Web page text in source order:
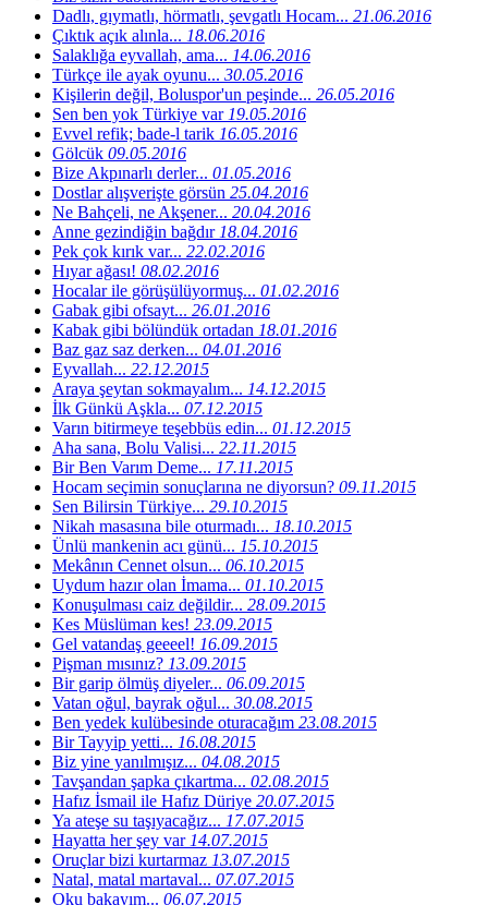
Dadlı, gıymatlı, hörmatlı, şevgatlı Hocam... 21.06.2016
Çıktık açık alınla... 18.06.2016
Salaklığa eyvallah, ama... 14.06.2016
Türkçe ile ayak oyunu... 30.05.2016
Kişilerin değil, Boluspor'un peşinde... 26.05.2016
Sen ben yok Türkiye var19.05.2016
Evvel refik; bade-l tarik 16.05.2016
Gölcük 09.05.2016
Bize Akpınarlı derler... 01.05.2016
Dostlar alışverişte görsün 25.04.2016
Ne Bahçeli, ne Akşener... 20.04.2016
Anne gezindiğin bağdır18.04.2016
Pek çok kırık var... 22.02.2016
Hıyar ağası! 08.02.2016
Hocalar ile görüşülüyormuş... 01.02.2016
Gabak gibi ofsayt... 26.01.2016
Kabak gibi bölündük ortadan 18.01.2016
Baz gaz saz derken... 04.01.2016
Eyvallah... 22.12.2015
Araya şeytan sokmayalım... 14.12.2015
İlk Günkü Aşkla... 07.12.2015
Varın bitirmeye teşebbüs edin... 01.12.2015
Aha sana, Bolu Valisi... 22.11.2015
Bir Ben Varım Deme... 17.11.2015
Hocam seçimin sonuçlarına ne diyorsun? 09.11.2015
Sen Bilirsin Türkiye... 29.10.2015
Nikah masasına bile oturmadı... 18.10.2015
Ünlü mankenin acı günü... 15.10.2015
Mekânın Cennet olsun... 06.10.2015
Uydum hazır olan İmama... 01.10.2015
Konuşulması caiz değildir... 28.09.2015
Kes Müslüman kes! 23.09.2015
Gel vatandaş geeeel! 16.09.2015
Pişman mısınız? 13.09.2015
Bir garip ölmüş diyeler... 06.09.2015
Vatan oğul, bayrak oğul... 30.08.2015
Ben yedek kulübesinde oturacağım 23.08.2015
Bir Tayyip yetti... 16.08.2015
Biz yine yanılmışız... 04.08.2015
Tavşandan şapka çıkartma... 02.08.2015
Hafız İsmail ile Hafız Düriye 20.07.2015
Ya ateşe su taşıyacağız... 17.07.2015
Hayatta her şey var14.07.2015
Oruçlar bizi kurtarmaz 13.07.2015
Natal, matal martaval... 07.07.2015
Oku bakayım... 06.07.2015